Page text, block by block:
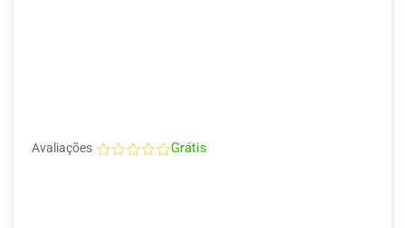
Avaliações Grátis